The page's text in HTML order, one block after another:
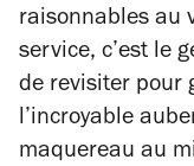
raisonnables au
service, c’est le
de revisiter pour
l’incroyable
maquereau au